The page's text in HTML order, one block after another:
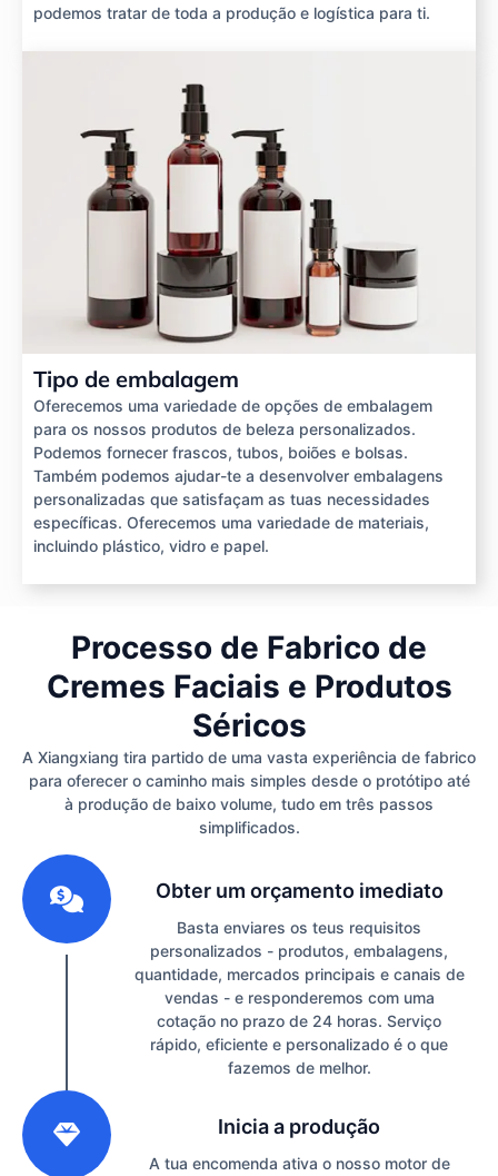
podemos tratar de toda a produção e logística para ti.
Tipo de embalagem
Oferecemos uma variedade de opções de embalagem
para os nossos produtos de beleza personalizados.
Podemos fornecer frascos, tubos, boiões e bolsas.
Também podemos ajudar-te a desenvolver embalagens
personalizadas que satisfaçam as tuas necessidades
específicas. Oferecemos uma variedade de materiais,
incluindo plástico, vidro e papel.
Processo de Fabrico de
Cremes Faciais e Produtos
Séricos
A Xiangxiang tira partido de uma vasta experiência de fabrico
para oferecer o caminho mais simples desde o protótipo até
à produção de baixo volume, tudo em três passos
simplificados.
Obter um orçamento imediato
Basta enviares os teus requisitos
personalizados - produtos, embalagens,
quantidade, mercados principais e canais de
vendas - e responderemos com uma
cotação no prazo de 24 horas. Serviço
rápido, eficiente e personalizado é o que
fazemos de melhor.
Inicia a produção
A tua encomenda ativa o nosso motor de